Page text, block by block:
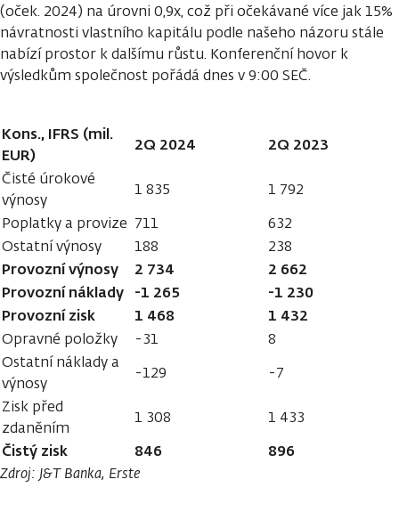
(oček. 2024) na úrovni 0,9x, což při očekávané více jak 15%
návratnosti vlastního kapitálu podle našeho názoru stále
nabízí prostor k dalšímu růstu. Konferenční hovor k
výsledkům společnost pořádá dnes v 9:00 SEČ.
Kons., IFRS (mil.
EUR)
2Q 2024 2Q 2023
Čisté úrokové
výnosy
1 835
1 792
Poplatky a provize 711
632
Ostatní výnosy
188 238
Provozní výnosy 2 734
2 662
Provozní náklady -1 265
-1 230
Provozní zisk
1 468 1 432
Opravné položky -31
8
Ostatní náklady a
výnosy
-129
-7
Zisk před
zdaněním
1 308 1 433
Čistý zisk 846 896
Zdroj: J&T Banka, Erste